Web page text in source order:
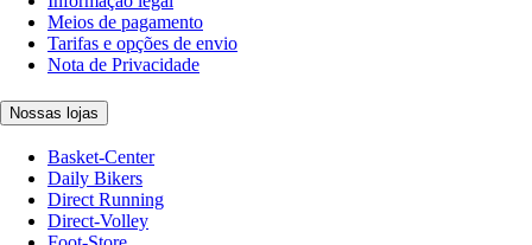
Meios de pagamento
Tarifas e opções de envio
Nota de Privacidade
Nossas lojas
Basket-Center
Daily Bikers
Direct Running
Direct-Volley